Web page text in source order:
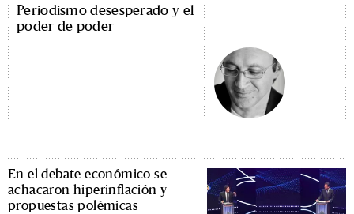
Periodismo desesperado y el
poder de poder
En el debate económico se
achacaron hiperinflación y
propuestas polémicas